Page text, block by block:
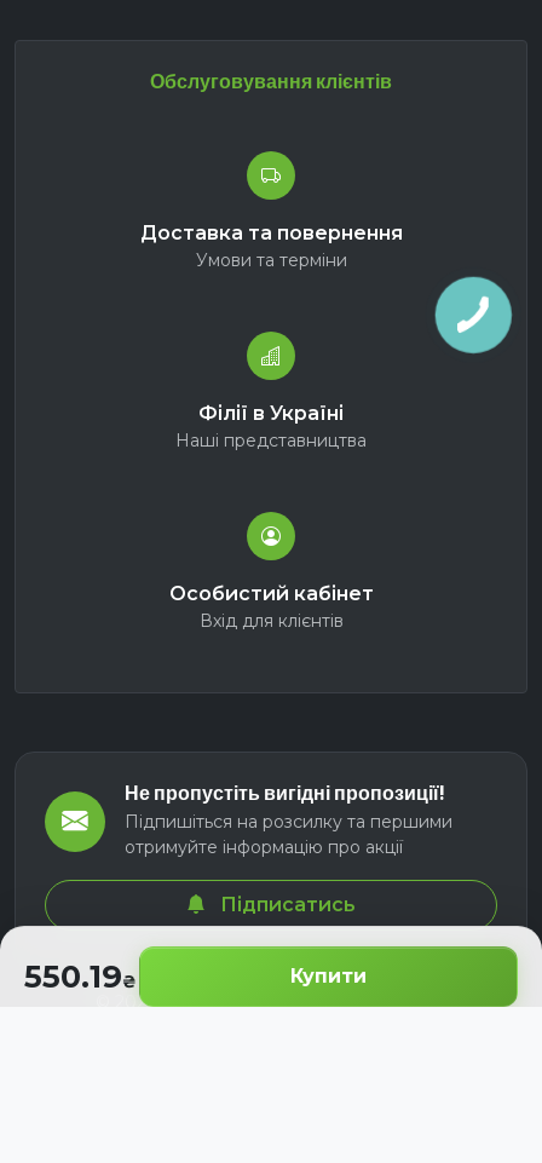
550.19 Купити
Обслуговування клієнтів
Доставка та повернення
Умови та терміни
Філії в Україні
Наші представництва
Особистий кабінет
Вхід для клієнтів
Не пропустіть вигідні пропозиції!
Підпишіться на розсилку та першими
отримуйте інформацію про акції
Підписатись
© 2026 СЕЛМ АГРО. Всі права захищені.